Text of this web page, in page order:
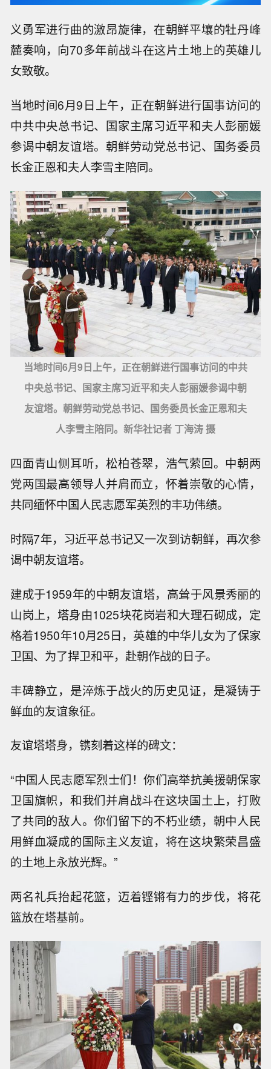
义勇军进行曲的激昂旋律，在朝鲜平壤的牡丹峰
麓奏响，向70多年前战斗在这片土地上的英雄儿
女致敬。
当地时间6月9日上午，正在朝鲜进行国事访问的
中共中央总书记、国家主席习近平和夫人彭丽媛
参谒中朝友谊塔。朝鲜劳动党总书记、国务委员
长金正恩和夫人李雪主陪同。
当地时间6月9日上午，正在朝鲜进行国事访问的中共
中央总书记、国家主席习近平和夫人彭丽媛参谒中朝
友谊塔。朝鲜劳动党总书记、国务委员长金正恩和夫
人李雪主陪同。新华社记者 丁海涛 摄
四面青山侧耳听，松柏苍翠，浩气萦回。中朝两
党两国最高领导人并肩而立，怀着崇敬的心情，
共同缅怀中国人民志愿军英烈的丰功伟绩。
时隔7年，习近平总书记又一次到访朝鲜，再次参
谒中朝友谊塔。
建成于1959年的中朝友谊塔，高耸于风景秀丽的
山岗上，塔身由1025块花岗岩和大理石砌成，定
格着1950年10月25日，英雄的中华儿女为了保家
卫国、为了捍卫和平，赴朝作战的日子。
丰碑静立，是淬炼于战火的历史见证，是凝铸于
鲜血的友谊象征。
友谊塔塔身，镌刻着这样的碑文：
“中国人民志愿军烈士们！你们高举抗美援朝保家
卫国旗帜，和我们并肩战斗在这块国土上，打败
了共同的敌人。你们留下的不朽业绩，朝中人民
用鲜血凝成的国际主义友谊，将在这块繁荣昌盛
的土地上永放光辉。”
两名礼兵抬起花篮，迈着铿锵有力的步伐，将花
篮放在塔基前。